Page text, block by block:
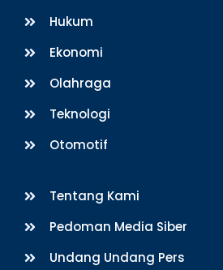
Hukum
Ekonomi
Olahraga
Teknologi
Otomotif
Tentang Kami
Pedoman Media Siber
Undang Undang Pers